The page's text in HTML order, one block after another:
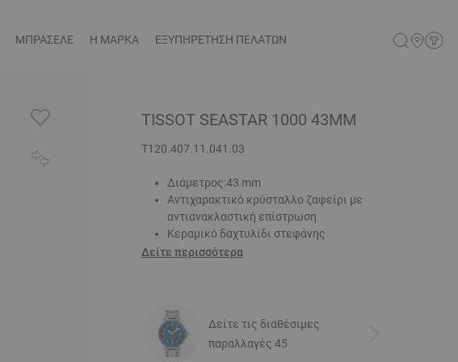
ΜΠΡΑΣΕΛΕ Η ΜΑΡΚΑ ΕΞΥΠΗΡΕΤΗΣΗ ΠΕΛΑΤΩΝ
TISSOT SEASTAR 1000 43MM
T120.407.11.041.03
Διάμετρος:43 mm
Αντιχαρακτικό κρύσταλλο ζαφείρι με
αντιανακλαστική επίστρωση
Κεραμικό δαχτυλίδι στεφάνης
Δείτε περισσότερα
Δείτε τις διαθέσιμες
παραλλαγές 45